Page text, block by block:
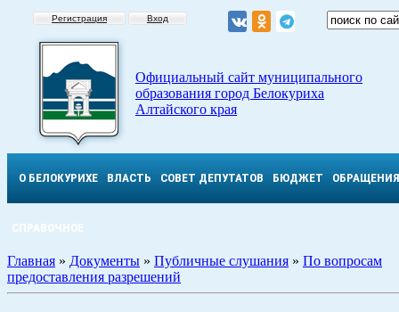
Регистрация Вход
Официальный сайт муниципального
образования город Белокуриха
Алтайского края
О БЕЛОКУРИХЕ ВЛАСТЬ СОВЕТ ДЕПУТАТОВ БЮДЖЕТ ОБРАЩЕНИЯ
СПРАВОЧНОЕ
Главная » Документы » Публичные слушания » По вопросам
предоставления разрешений